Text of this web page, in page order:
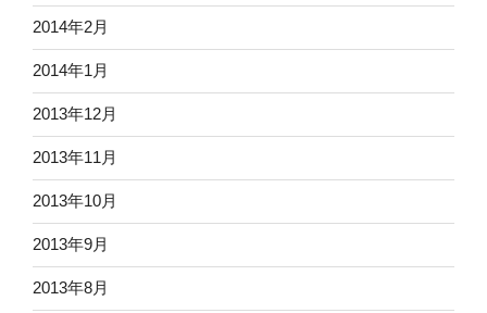
2014年2月
2014年1月
2013年12月
2013年11月
2013年10月
2013年9月
2013年8月